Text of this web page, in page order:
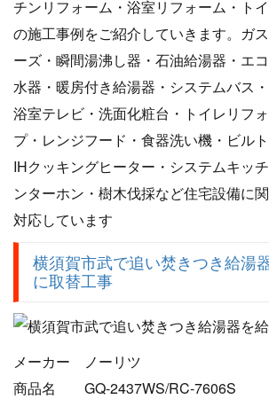
チンリフォーム・浴室リフォーム・ト
の施工事例をご紹介していきます。ガ
ーズ・瞬間湯沸し器・石油給湯器・エ
水器・暖房付き給湯器・システムバス
浴室テレビ・洗面化粧台・トイレリフ
プ・レンジフード・食器洗い機・ビル
IHクッキングヒーター・システムキッ
ンターホン・樹木伐採など住宅設備に
対応しています
横須賀市武で追い焚きつき給湯
に取替工事
メーカー ノーリツ
商品名 GQ-2437WS/RC-7606S